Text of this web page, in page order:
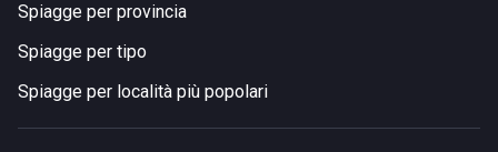
Spiagge per provincia
Spiagge per tipo
Spiagge per località più popolari